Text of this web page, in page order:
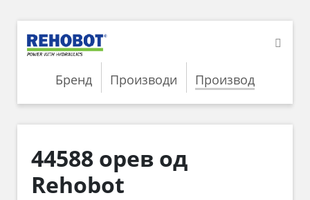
Бренд Производи Производ
44588 орев од
Rehobot